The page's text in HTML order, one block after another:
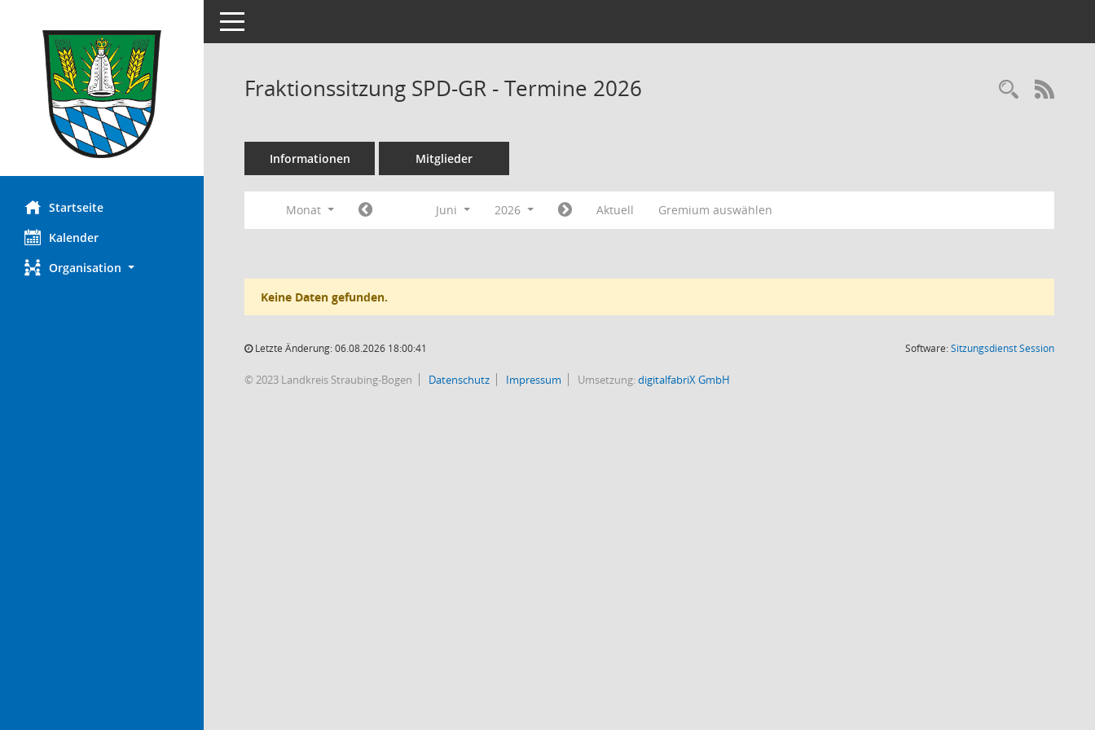
Startseite
Kalender
Organisation
Toggle navigation
Fraktionssitzung SPD-GR - Termine 2026
Informationen Mitglieder
Monat Juni 2026 Aktuell Gremium auswählen
Keine Daten gefunden.
Letzte Änderung: 06.08.2026 18:00:41 Software:SitzungsdienstSession(Wird in
© 2023 Landkreis Straubing-Bogen Datenschutz Impressum Umsetzung:digitalfabriX GmbH